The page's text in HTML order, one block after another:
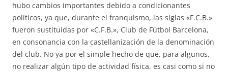
hubo cambios importantes debido a condicionantes
políticos, ya que, durante el franquismo, las siglas «F.C.B.»
fueron sustituidas por «C.F.B.», Club de Fútbol Barcelona,
en consonancia con la castellanización de la denominación
del club. No ya por el simple hecho de que, para algunos,
no realizar algún tipo de actividad física, es casi como si no